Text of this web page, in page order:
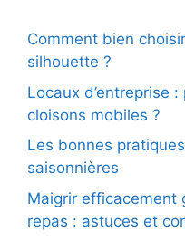
Comment bien
silhouette ?
Locaux d’entreprise
cloisons mobiles ?
Les bonnes
saisonnières
Maigrir efficacement
repas : astuces et